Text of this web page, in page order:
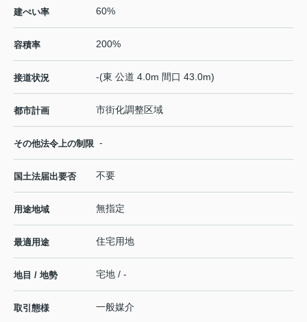
建ぺい率 60%
容積率 200%
接道状況 -(東 公道 4.0m 間口 43.0m)
都市計画 市街化調整区域
その他法令上の制限 -
国土法届出要否 不要
用途地域 無指定
最適用途 住宅用地
地目 / 地勢 宅地 / -
取引態様 一般媒介